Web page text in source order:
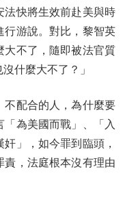
法快將生效前赴美與時
行游說。對比，黎智英
大不了，隨即被法官質
什麼大不了？」
配合的人，為什麼要
為美國而戰」、「入
」，如今罪到臨頭，
責，法庭根本沒有理由